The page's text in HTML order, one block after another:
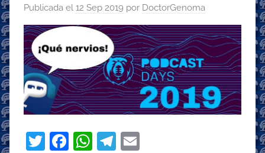
para
podcastfera
Publicada el 12 Sep 2019 por DoctorGenoma
T
F
W T